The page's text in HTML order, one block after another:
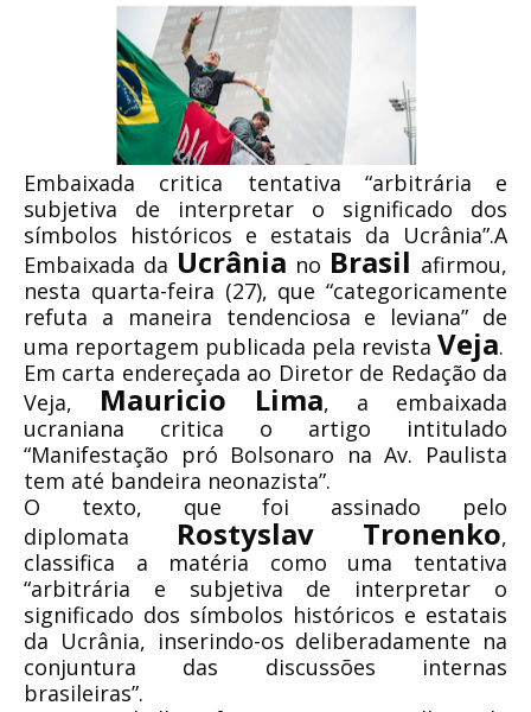
Embaixada critica tentativa “arbitrária e
subjetiva de interpretar o significado dos
símbolos históricos e estatais da Ucrânia”.A
Embaixada da Ucrânia no Brasil afirmou,
nesta quarta-feira (27), que “categoricamente
refuta a maneira tendenciosa e leviana” de
uma reportagem publicada pela revista Veja.
Em carta endereçada ao Diretor de Redação da
Veja, Mauricio Lima, a embaixada
ucraniana critica o artigo intitulado
“Manifestação pró Bolsonaro na Av. Paulista
tem até bandeira neonazista”.
O texto, que foi assinado pelo
diplomata Rostyslav Tronenko,
classifica a matéria como uma tentativa
“arbitrária e subjetiva de interpretar o
significado dos símbolos históricos e estatais
da Ucrânia, inserindo-os deliberadamente na
conjuntura das discussões internas
brasileiras”.